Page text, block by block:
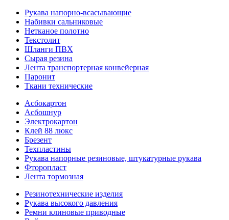
Рукава напорно-всасывающие
Набивки сальниковые
Нетканое полотно
Текстолит
Шланги ПВХ
Сырая резина
Лента транспортерная конвейерная
Паронит
Ткани технические
Асбокартон
Асбошнур
Электрокартон
Клей 88 люкс
Брезент
Техпластины
Рукава напорные резиновые, штукатурные рукава
Фторопласт
Лента тормозная
Резинотехнические изделия
Рукава высокого давления
Ремни клиновые приводные